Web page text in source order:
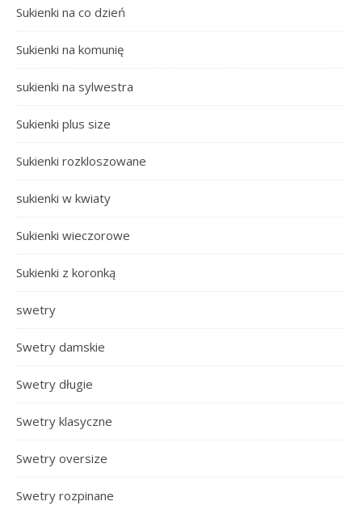
Sukienki na co dzień
Sukienki na komunię
sukienki na sylwestra
Sukienki plus size
Sukienki rozkloszowane
sukienki w kwiaty
Sukienki wieczorowe
Sukienki z koronką
swetry
Swetry damskie
Swetry długie
Swetry klasyczne
Swetry oversize
Swetry rozpinane